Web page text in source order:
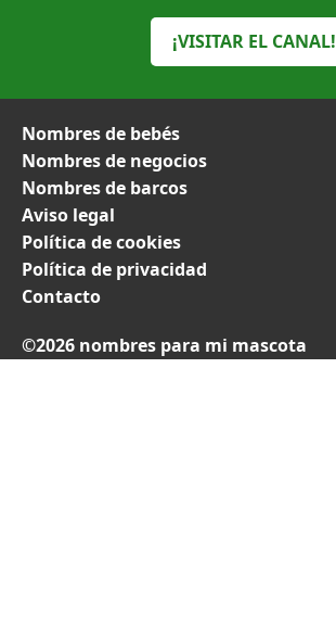
¡VISITAR EL CANAL!
Nombres de bebés
Nombres de negocios
Nombres de barcos
Aviso legal
Política de cookies
Política de privacidad
Contacto
©2026 nombres para mi mascota